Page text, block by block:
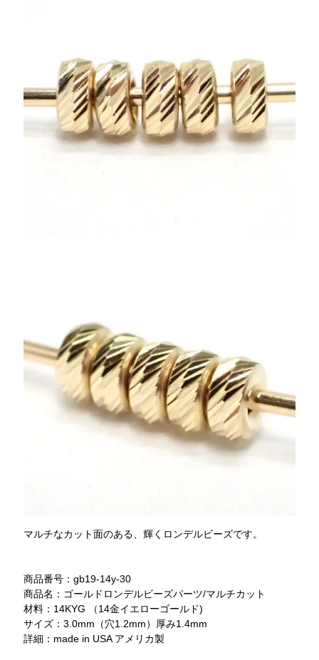
マルチなカット面のある、輝くロンデルビーズです。
商品番号：gb19-14y-30
商品名：ゴールドロンデルビーズパーツ/マルチカット
材料：14KYG （14金イエローゴールド)
サイズ：3.0mm（穴1.2mm）厚み1.4mm
詳細：made in USA アメリカ製